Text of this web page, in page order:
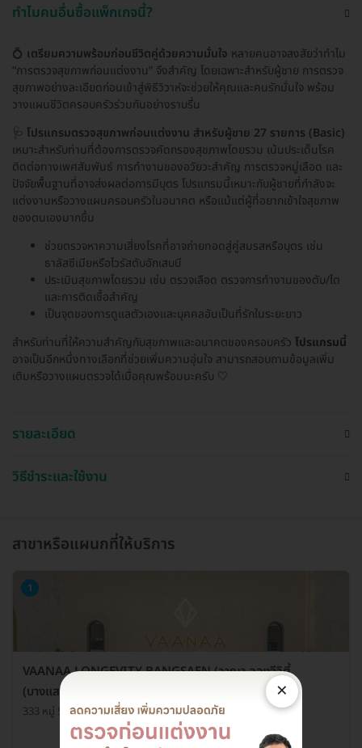
ทำไมคนอื่นซื้อแพ็กเกจนี้?
💍 เตรียมความพร้อมก่อนชีวิตคู่ด้วยความมั่นใจ หลายคนอาจสงสัยว่าทำไม
“การตรวจสุขภาพก่อนแต่งงาน” จึงสำคัญ โดยเฉพาะสำหรับผู้ชาย การตรวจ
สุขภาพอย่างละเอียดก่อนเข้าสู่พิธีวิวาห์จะช่วยให้คุณและคนรักมั่นใจ พร้อม
วางแผนชีวิตครอบครัวร่วมกันอย่างราบรื่น
🩺 โปรแกรมตรวจสุขภาพก่อนแต่งงาน สำหรับผู้ชาย 27 รายการ (Basic)
เหมาะสำหรับท่านที่ต้องการตรวจคัดกรองสุขภาพโดยรวม เน้นประเด็นโรค
ติดต่อทางเพศสัมพันธ์ การทำงานของอวัยวะสำคัญ การตรวจหมู่เลือด และ
ปัจจัยพื้นฐานที่อาจส่งผลต่อการมีบุตร โปรแกรมนี้เหมาะกับผู้ชายที่กำลังจะ
แต่งงานหรือวางแผนครอบครัวในอนาคต หรือแม้แต่ผู้ที่อยากเข้าใจสุขภาพ
ของตนเองมากขึ้น
ช่วยตรวจหาความเสี่ยงโรคที่อาจถ่ายทอดสู่คู่สมรสหรือบุตร เช่น
ธาลัสซีเมียหรือไวรัสตับอักเสบบี
ประเมินสุขภาพโดยรวม เช่น ตรวจเลือด ตรวจการทำงานของตับ/ไต
และการติดเชื้อสำคัญ
เป็นจุดของการดูแลตัวเองและบุคคลอันเป็นที่รักในระยะยาว
สำหรับท่านที่ให้ความสำคัญกับสุขภาพและอนาคตของครอบครัว โปรแกรมนี้
อาจเป็นอีกหนึ่งทางเลือกที่ช่วยเพิ่มความอุ่นใจ สามารถสอบถามข้อมูลเพิ่ม
เติมหรือวางแผนตรวจได้เมื่อคุณพร้อมนะครับ 🤍
รายละเอียด
วิธีชำระและใช้งาน
สาขาหรือแผนกที่ให้บริการ
1
VAANAA LONGEVITY BANGSAEN (วาณา ลองจีวิตี้
(บางแสน) คลินิกเวชกรรม)
333 หมู่ 5 ต. เหมือง อ. เมืองชลบุรี จ. ชลบุรี 20130
×